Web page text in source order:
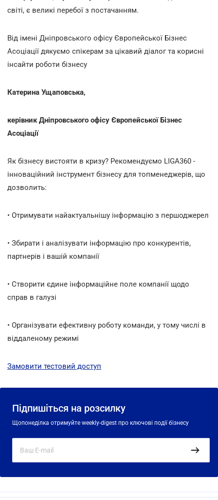
світі, є великі перебої з постачанням.
Від імені Дніпровського офісу Європейської Бізнес
Асоціації дякуємо спікерам за цікавий діалог та корисні
інсайти роботи бізнесу
Катерина Ущаповська,
керівник Дніпровського офісу Європейської Бізнес
Асоціації
Як бізнесу вистояти в кризу? Рекомендуємо LIGA360 -
інноваційний інструмент бізнесу для топменеджерів, що
дозволить:
• Отримувати найактуальнішу інформацію з першоджерел
• Збирати і аналізувати інформацію про конкурентів,
партнерів і вашій компанії
• Створити єдине інформаційне поле компанії щодо
справ в галузі
• Організувати ефективну роботу команди, у тому числі в
віддаленому режимі
Замовити тестовий доступ
Підпишіться на розсилку
Щопонеділка отримуйте weekly-digest про ключові події бізнесу